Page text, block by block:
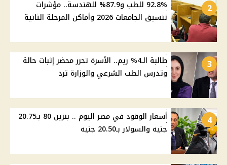
2
92.8% للطب و87.9% للهندسة.. مؤشرات
تنسيق الجامعات 2026 وأماكن المرحلة الثانية
3
طالبة الـ4% ريم.. الأسرة تحرر محضر إثبات حالة
وتدرس الطب الشرعي والوزارة ترد
4
أسعار الوقود في مصر اليوم .. بنزين 80 بـ20.75
جنيه والسولار بـ20.50 جنيه